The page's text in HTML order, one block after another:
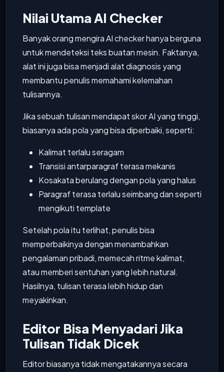
Nilai Utama AI Checker
Banyak orang mengira AI checker hanya berguna
untuk mendeteksi teks buatan mesin. Faktanya,
alat ini juga bisa menjadi alat diagnosis yang
membantu penulis memahami kelemahan
tulisannya.
Jika sebuah tulisan mendapat skor AI yang tinggi,
biasanya ada pola yang bisa diperbaiki, seperti:
Kalimat terlalu seragam
Transisi antarparagraf terasa mekanis
Kosakata berulang dengan pola yang halus
Paragraf terasa terlalu seimbang dan seperti
mengikuti template
Setelah pola itu terlihat, penulis bisa
memperbaikinya dengan menambahkan
pengalaman pribadi, memecah ritme kalimat,
atau memberi sentuhan yang lebih natural.
Hasilnya, tulisan terasa lebih hidup dan
meyakinkan.
Editor Bisa Menyadari Jika
Tulisan Tidak Dicek
Editor biasanya tidak mengatakannya secara